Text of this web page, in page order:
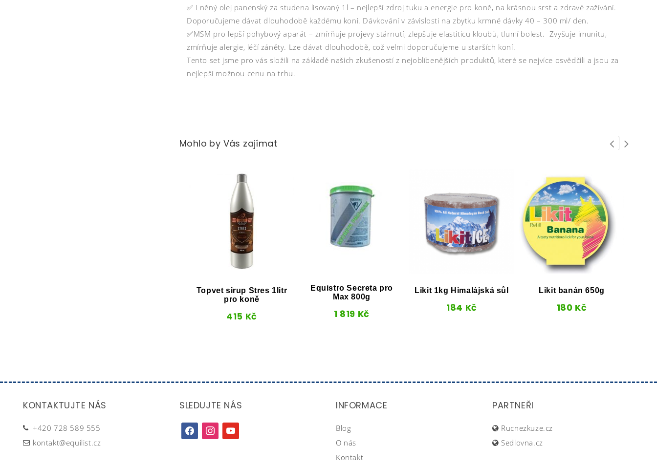
✅ Lněný olej panenský za studena lisovaný 1l – nejlepší zdroj tuku a energie pro koně, na krásnou srst a zdravé zažívání.
Doporučujeme dávat dlouhodobě každému koni. Dávkování v závislosti na zbytku krmné dávky 40 – 300 ml/ den.
✅MSM pro lepší pohybový aparát – zmírňuje projevy stárnutí, zlepšuje elastiticu kloubů, tlumí bolest. Zvyšuje imunitu,
zmírňuje alergie, léčí záněty. Lze dávat dlouhodobě, což velmi doporučujeme u starších koní.
Tento set jsme pro vás složili na základě našich zkušeností z nejoblíbenějších produktů, které se nejvíce osvědčili a jsou za
nejlepší možnou cenu na trhu.
Mohlo by Vás zajímat
Topvet sirup Stres 1litr
pro koně
415 Kč
Equistro Secreta pro
Max 800g
1 819 Kč
Likit 1kg Himalájská sůl
184 Kč
Likit banán 650g
180 Kč
KONTAKTUJTE NÁS
+420 728 589 555
kontakt@equilist.cz
SLEDUJTE NÁS
facebookinstagramyoutube
INFORMACE
Blog
O nás
Kontakt
PARTNEŘI
Rucnezkuze.cz
Sedlovna.cz